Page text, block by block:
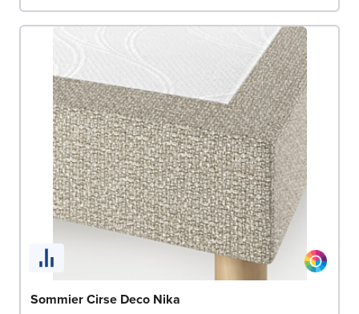
Sommier Cirse Deco Nika